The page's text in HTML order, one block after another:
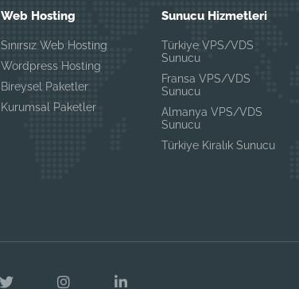
Web Hosting
Sınırsız Web Hosting
Wordpress Hosting
Bireysel Paketler
Kurumsal Paketler
Sunucu Hizmetleri
Türkiye VPS/VDS
Sunucu
Fransa VPS/VDS
Sunucu
Almanya VPS/VDS
Sunucu
Türkiye Kiralık Sunucu